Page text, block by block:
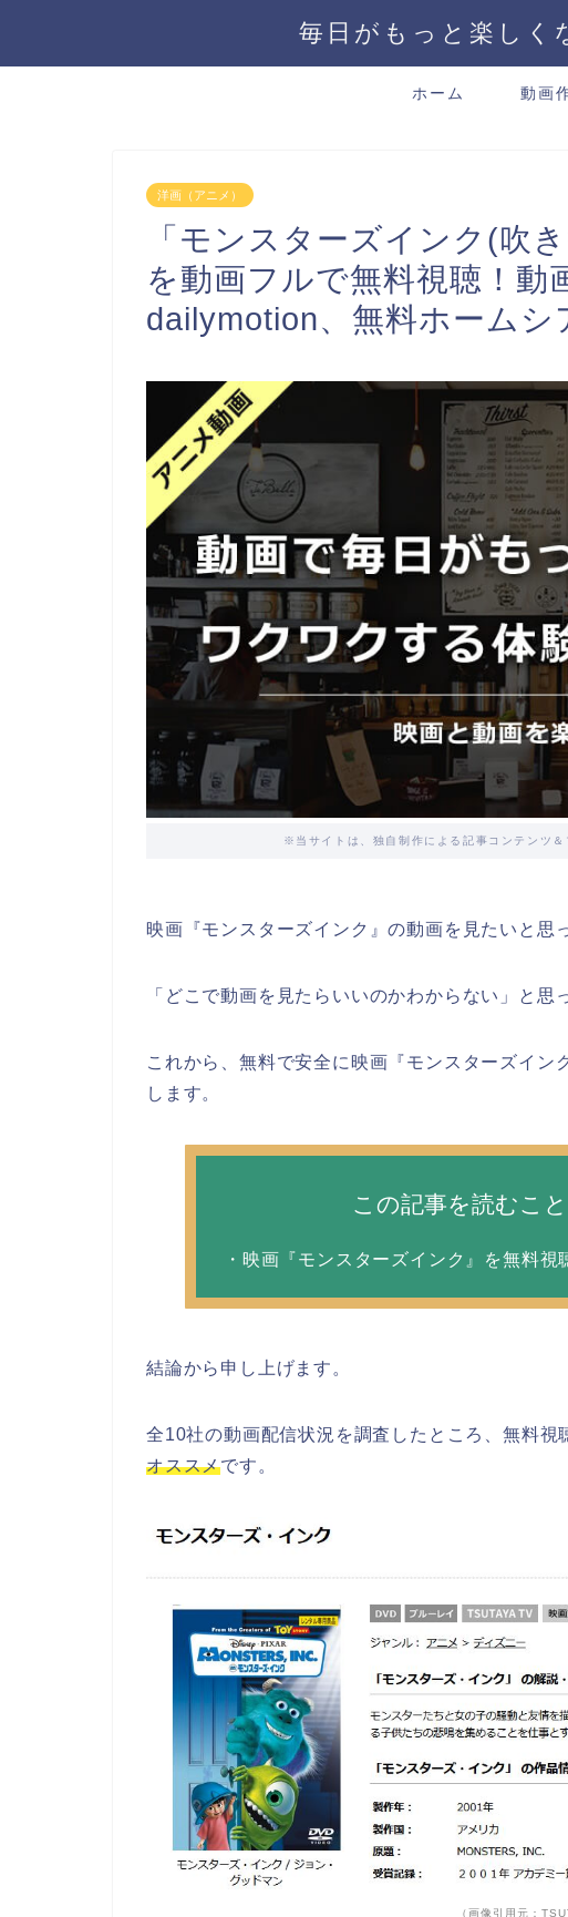
毎日がもっと楽しく
ホーム 動画
洋画（アニメ）
「モンスターズインク(吹
を動画フルで無料視聴！動
dailymotion、無料ホームシ
※当サイトは、独自制作による記事コンテンツ＆
映画『モンスターズインク』の動画を見たいと思
「どこで動画を見たらいいのかわからない」と思
これから、無料で安全に映画『モンスターズイン
します。
この記事を読むこ
・映画『モンスターズインク』を無料視
結論から申し上げます。
全10社の動画配信状況を調査したところ、無料視
オススメです。
（画像引用元：